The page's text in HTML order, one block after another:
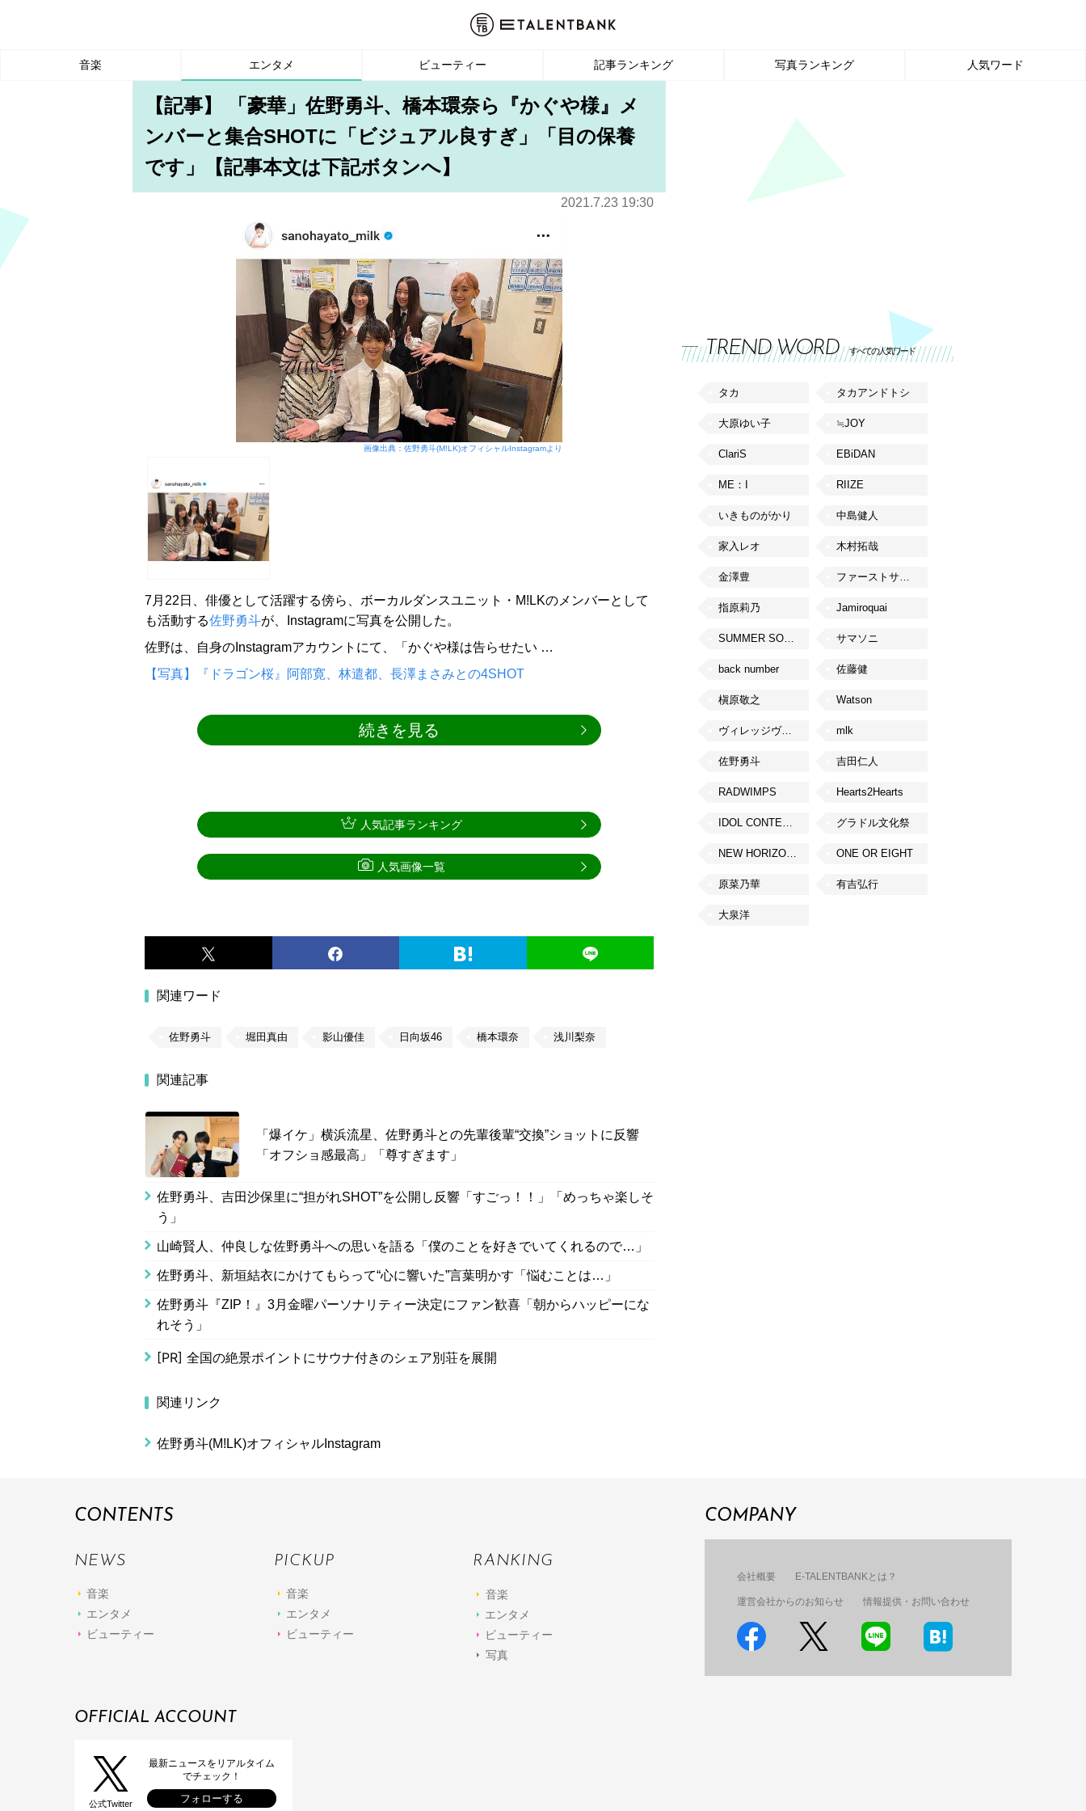
音楽 エンタメ ビューティー 記事ランキング 写真ランキング 人気ワード
【記事】 「豪華」佐野勇斗、橋本環奈ら『かぐや様』メ
ンバーと集合SHOTに「ビジュアル良すぎ」「目の保養
です」【記事本文は下記ボタンへ】
2021.7.23 19:30
画像出典：佐野勇斗(M!LK)オフィシャルInstagramより
7月22日、俳優として活躍する傍ら、ボーカルダンスユニット・M!LKのメンバーとして
も活動する佐野勇斗が、Instagramに写真を公開した。
佐野は、自身のInstagramアカウントにて、「かぐや様は告らせたい …
【写真】『ドラゴン桜』阿部寛、林遣都、長澤まさみとの4SHOT
続きを見る
関連ワード
佐野勇斗 堀田真由 影山優佳 日向坂46 橋本環奈 浅川梨奈
関連記事
「爆イケ」横浜流星、佐野勇斗との先輩後輩“交換”ショットに反響
「オフショ感最高」「尊すぎます」
佐野勇斗、吉田沙保里に“担がれSHOT”を公開し反響「すごっ！！」「めっちゃ楽しそ
う」
山崎賢人、仲良しな佐野勇斗への思いを語る「僕のことを好きでいてくれるので…」
佐野勇斗、新垣結衣にかけてもらって“心に響いた”言葉明かす「悩むことは…」
佐野勇斗『ZIP！』3月金曜パーソナリティー決定にファン歓喜「朝からハッピーにな
れそう」
[PR] 全国の絶景ポイントにサウナ付きのシェア別荘を展開
関連リンク
佐野勇斗(M!LK)オフィシャルInstagram
人気記事ランキング
人気画像一覧
TREND WORD すべての人気ワード
タカ タカアンドトシ
大原ゆい子 ≒JOY
ClariS EBiDAN
ME：I RIIZE
いきものがかり 中島健人
家入レオ 木村拓哉
金澤豊 ファーストサマーウイカ
指原莉乃 Jamiroquai
SUMMER SONIC サマソニ
back number 佐藤健
槇原敬之 Watson
ヴィレッジヴァンガード mlk
佐野勇斗 吉田仁人
RADWIMPS Hearts2Hearts
IDOL CONTENT EXPO グラドル文化祭
NEW HORIZON FEST ONE OR EIGHT
原菜乃華 有吉弘行
大泉洋
CONTENTS
NEWS
音楽
エンタメ
ビューティー
PICKUP
音楽
エンタメ
ビューティー
RANKING
音楽
エンタメ
ビューティー
写真
COMPANY
会社概要 E-TALENTBANKとは？
運営会社からのお知らせ 情報提供・お問い合わせ
OFFICIAL ACCOUNT
公式Twitter
最新ニュースをリアルタイム
でチェック！
フォローする